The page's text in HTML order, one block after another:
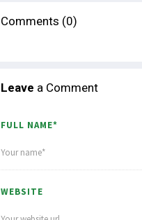
Comments (0)
Leave a Comment
FULL NAME*
WEBSITE